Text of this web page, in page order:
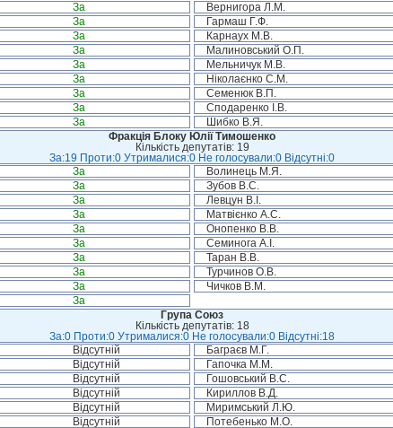
За Вернигора Л.М.
За Гармаш Г.Ф.
За Карнаух М.В.
За Малиновський О.П.
За Мельничук М.В.
За Ніколаєнко С.М.
За Семенюк В.П.
За Сподаренко І.В.
За Шибко В.Я.
Фракція Блоку Юлії Тимошенко
Кількість депутатів: 19
За:19 Проти:0 Утрималися:0 Не голосували:0 Відсутні:0
За Волинець М.Я.
За Зубов В.С.
За Левцун В.І.
За Матвієнко А.С.
За Онопенко В.В.
За Семинога А.І.
За Таран В.В.
За Турчинов О.В.
За Чичков В.М.
За
Група Союз
Кількість депутатів: 18
За:0 Проти:0 Утрималися:0 Не голосували:0 Відсутні:18
Відсутній Баграєв М.Г.
Відсутній Гапочка М.М.
Відсутній Гошовський В.С.
Відсутній Кириллов В.Д.
Відсутній Миримський Л.Ю.
Відсутній Потебенько М.О.